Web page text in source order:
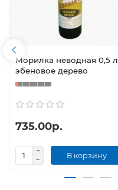
Морилка неводная 0,5 л
эбеновое дерево
735.00р.
В корзину